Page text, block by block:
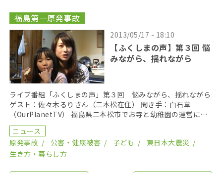
福島第一原発事故
2013/05/17 - 18:10
【ふくしまの声】第３回 悩
みながら、揺れながら
ライブ番組「ふくしまの声」第３回 悩みながら、揺れながら
ゲスト：佐々木るりさん（二本松在住） 聞き手：白石草
（OurPlanetTV） 福島県二本松市でお寺と幼稚園の運営に携
わる佐々木るりさん。 ５人の子どもの母親とし […]
ニュース
原発事故
公害・健康被害 子ども
東日本大震災
生き方・暮らし方